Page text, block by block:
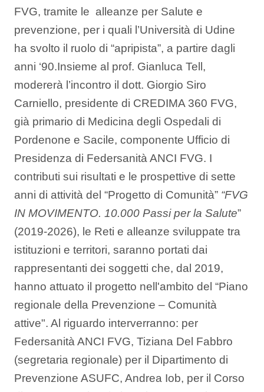
FVG, tramite le alleanze per Salute e
prevenzione, per i quali l’Università di Udine
ha svolto il ruolo di “apripista”, a partire dagli
anni ‘90.Insieme al prof. Gianluca Tell,
modererà l’incontro il dott. Giorgio Siro
Carniello, presidente di CREDIMA 360 FVG,
già primario di Medicina degli Ospedali di
Pordenone e Sacile, componente Ufficio di
Presidenza di Federsanità ANCI FVG. I
contributi sui risultati e le prospettive di sette
anni di attività del “Progetto di Comunità” “FVG
IN MOVIMENTO. 10.000 Passi per la Salute”
(2019-2026), le Reti e alleanze sviluppate tra
istituzioni e territori, saranno portati dai
rappresentanti dei soggetti che, dal 2019,
hanno attuato il progetto nell'ambito del “Piano
regionale della Prevenzione – Comunità
attive". Al riguardo interverranno: per
Federsanità ANCI FVG, Tiziana Del Fabbro
(segretaria regionale) per il Dipartimento di
Prevenzione ASUFC, Andrea Iob, per il Corso